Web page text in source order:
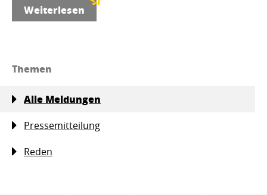
Weiterlesen
Themen
Alle Meldungen
Pressemitteilung
Reden